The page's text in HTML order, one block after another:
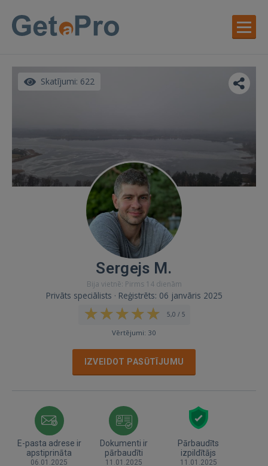
Skatījumi: 622
Sergejs M.
Bija vietnē: Pirms 14 dienām
Privāts speciālists · Reģistrēts: 06 janvāris 2025
5,0 / 5
Vērtējumi: 30
IZVEIDOT PASŪTĪJUMU
E-pasta adrese ir
apstiprināta
06.01.2025
Dokumenti ir
pārbaudīti
11.01.2025
Pārbaudīts
izpildītājs
11.01.2025